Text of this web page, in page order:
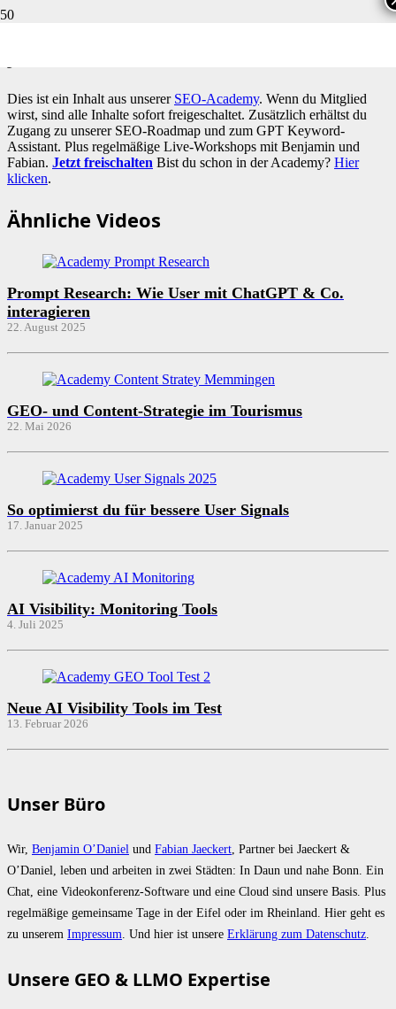
Dies ist ein Inhalt aus unserer SEO-Academy. Wenn du Mitglied
wirst, sind alle Inhalte sofort freigeschaltet. Zusätzlich erhältst du
Zugang zu unserer SEO-Roadmap und zum GPT Keyword-
Assistant. Plus regelmäßige Live-Workshops mit Benjamin und
Fabian. Jetzt freischalten Bist du schon in der Academy? Hier
klicken.
Ähnliche Videos
Prompt Research: Wie User mit ChatGPT & Co.
interagieren
22. August 2025
GEO- und Content-Strategie im Tourismus
22. Mai 2026
So optimierst du für bessere User Signals
17. Januar 2025
AI Visibility: Monitoring Tools
4. Juli 2025
Neue AI Visibility Tools im Test
13. Februar 2026
Unser Büro
Wir, Benjamin O’Daniel und Fabian Jaeckert , Partner bei Jaeckert &
O’Daniel, leben und arbeiten in zwei Städten: In Daun und nahe Bonn. Ein
Chat, eine Videokonferenz-Software und eine Cloud sind unsere Basis. Plus
regelmäßige gemeinsame Tage in der Eifel oder im Rheinland. Hier geht es
zu unserem Impressum . Und hier ist unsere Erklärung zum Datenschutz
Unsere GEO & LLMO Expertise